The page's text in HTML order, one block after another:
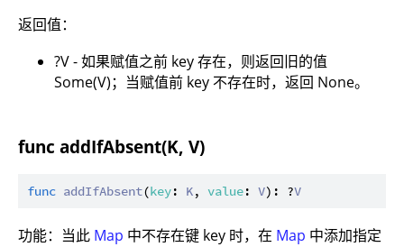
返回值：
?V - 如果赋值之前 key 存在，则返回旧的值
Some(V)；当赋值前 key 不存在时，返回 None。
func addIfAbsent(K, V)
func addIfAbsent(key: K, value: V): ?V
功能：当此 Map 中不存在键 key 时，在 Map 中添加指定